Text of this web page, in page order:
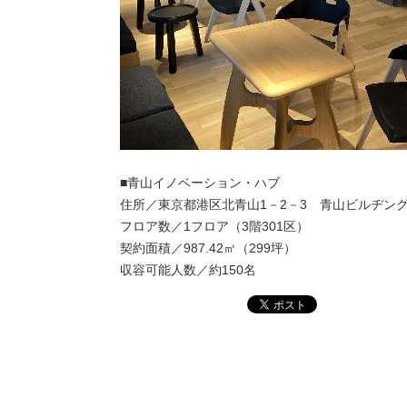
■青山イノベーション・ハブ
住所／東京都港区北青山1－2－3 青山ビルヂン
フロア数／1フロア（3階301区）
契約面積／987.42㎡（299坪）
収容可能人数／約150名